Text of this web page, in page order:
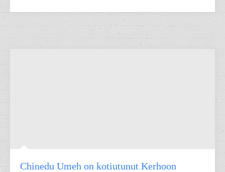
Chinedu Umeh on kotiutunut Kerhoon